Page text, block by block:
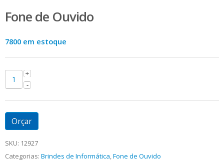
Fone de Ouvido
7800 em estoque
Orçar
SKU: 12927
Categorias: Brindes de Informática,Fone de Ouvido